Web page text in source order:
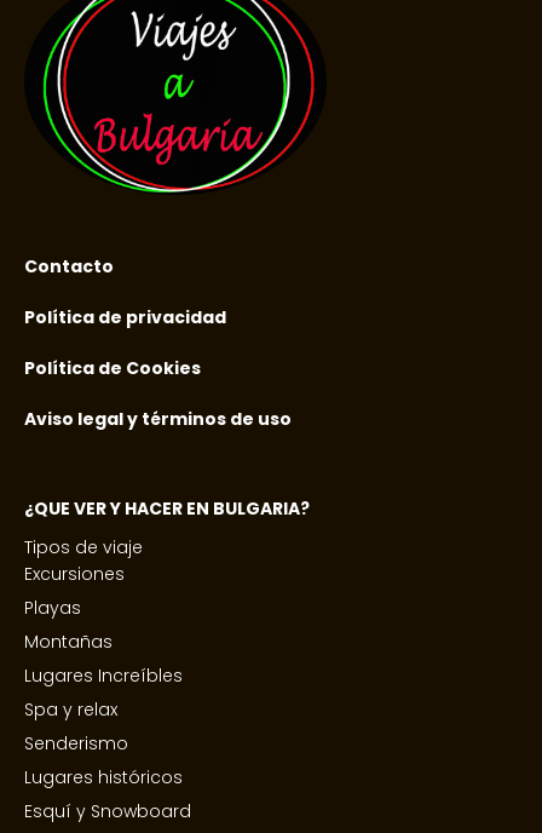
Contacto
Política de privacidad
Política de Cookies
Aviso legal y términos de uso
¿QUE VER Y HACER EN BULGARIA?
Tipos de viaje
Excursiones
Playas
Montañas
Lugares Increíbles
Spa y relax
Senderismo
Lugares históricos
Esquí y Snowboard